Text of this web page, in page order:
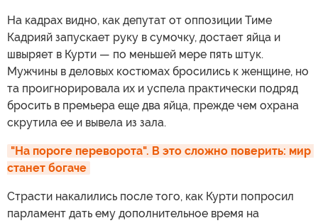
На кадрах видно, как депутат от оппозиции Тиме
Кадрияй запускает руку в сумочку, достает яйца и
швыряет в Курти — по меньшей мере пять штук.
Мужчины в деловых костюмах бросились к женщине, но
та проигнорировала их и успела практически подряд
бросить в премьера еще два яйца, прежде чем охрана
скрутила ее и вывела из зала.
"На пороге переворота". В это сложно поверить: мир
станет богаче
Страсти накалились после того, как Курти попросил
парламент дать ему дополнительное время на